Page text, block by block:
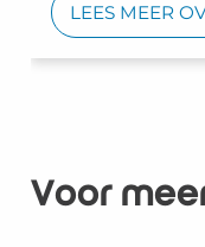
LEES MEER
Voor